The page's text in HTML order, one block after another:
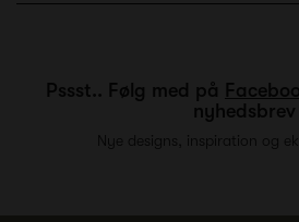
Pssst.. Følg med på
nyhedsbrev
Nye designs, inspiration og